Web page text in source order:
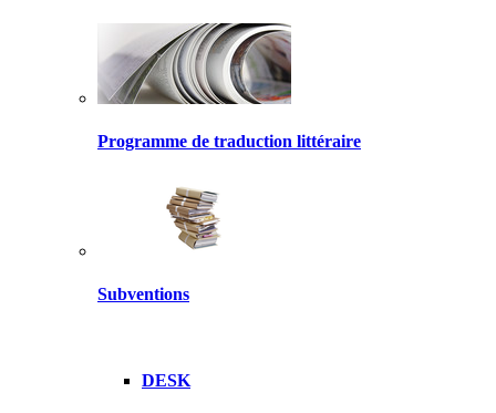
Programme de traduction littéraire
Subventions
DESK